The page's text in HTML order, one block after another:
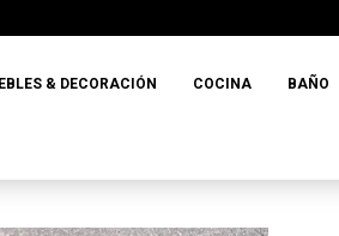
& DECORACIÓN COCINA BAÑO